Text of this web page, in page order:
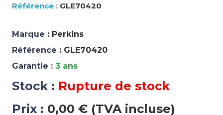
GLE70420
Marque : Perkins
Référence : GLE70420
Garantie : 3 ans
Stock : Rupture de stock
Prix : 0,00 € (TVA incluse)